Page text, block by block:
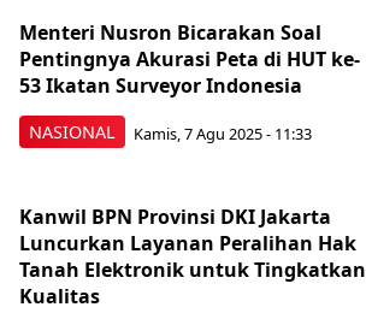
NASIONAL
Menteri Nusron Bicarakan Soal
Pentingnya Akurasi Peta di HUT ke-
53 Ikatan Surveyor Indonesia
Kamis, 7 Agu 2025 - 11:33
Kanwil BPN Provinsi DKI Jakarta
Luncurkan Layanan Peralihan Hak
Tanah Elektronik untuk Tingkatkan
Kualitas